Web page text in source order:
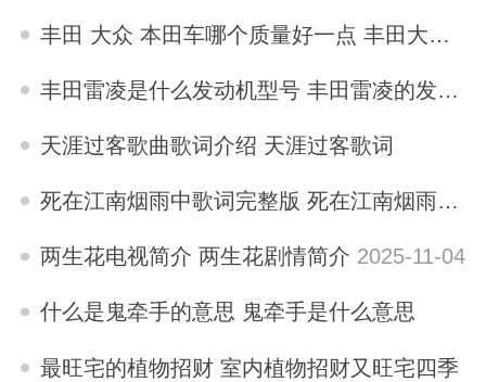
2025-11-04
丰田 大众 本田车哪个质量好一点 丰田大众本田哪个质量最好
2025-11-04
丰田雷凌是什么发动机型号 丰田雷凌的发动机是哪里产的
2025-11-04
天涯过客歌曲歌词介绍 天涯过客歌词
2025-11-04
死在江南烟雨中歌词完整版 死在江南烟雨中歌词
两生花电视简介 两生花剧情简介 2025-11-04
什么是鬼牵手的意思 鬼牵手是什么意思
2025-11-04
最旺宅的植物招财 室内植物招财又旺宅四季